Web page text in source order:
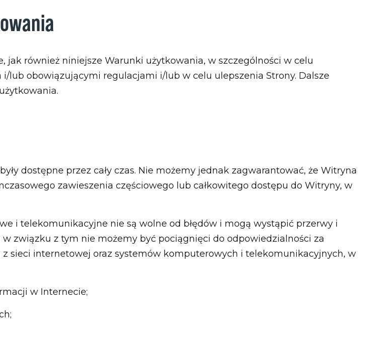
również niniejsze Warunki użytkowania, w szczególności w celu
obowiązującymi regulacjami i/lub w celu ulepszenia Strony. Dalsze
dostępne przez cały czas. Nie możemy jednak zagwarantować, że Witryna
zawieszenia częściowego lub całkowitego dostępu do Witryny, w
i telekomunikacyjne nie są wolne od błędów i mogą wystąpić przerwy i
związku z tym nie możemy być pociągnięci do odpowiedzialności za
sieci internetowej oraz systemów komputerowych i telekomunikacyjnych, w
w Internecie;